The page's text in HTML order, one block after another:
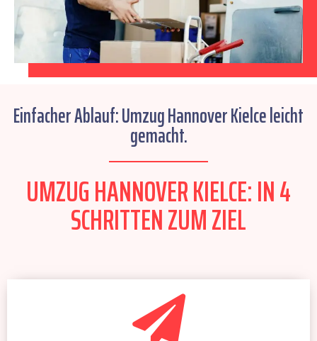
Einfacher Ablauf: Umzug Hannover Kielce leicht
gemacht.
UMZUG HANNOVER KIELCE: IN 4
SCHRITTEN ZUM ZIEL